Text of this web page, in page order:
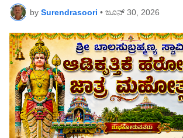
by Surendrasoori • ಜೂನ್ 30, 2026